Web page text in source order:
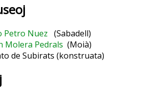
Petro Nuez (Sabadell)
Molera Pedrals (Moià)
de Subirats (konstruata)